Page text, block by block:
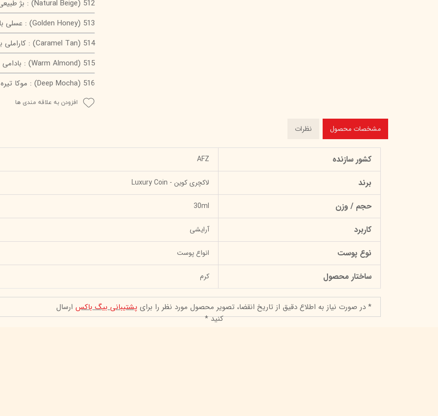
Natural Beige) 512) : بژ طبیعی با تناژ گرم، برای پوست‌های روشن و متوسط.
Golden Honey) 513) : عسلی با تناژ طلایی، مناسب پوست‌های کمی برنزه.
Caramel Tan) 514) : کاراملی با پوششی گرم، مناسب پوست‌های متوسط.
Warm Almond) 515) : بادامی گرم، برای پوست‌های گندمی تا برنزه.
Deep Mocha) 516) : موکا تیره با تناژ قهوه‌ای، برای پوست‌های تیره‌تر.
افزودن به علاقه مندی ها
مشخصات محصول نظرات
کشور سازنده AFZ
برند لاکچری کوین - Luxury Coin
حجم / وزن 30ml
کاربرد آرایشی
نوع پوست انواع پوست
ساختار محصول کرم
* در صورت نیاز به اطلاع دقیق از تاریخ انقضا، تصویر محصول مورد نظر را برای پشتیبانی بیگ باکس ارسال
کنید *